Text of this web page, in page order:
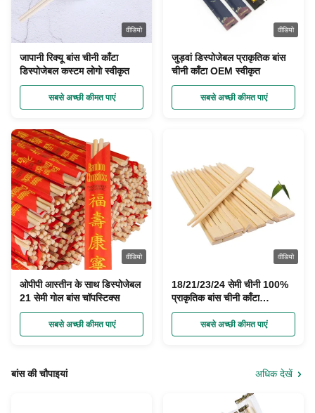
वीडियो
जापानी रिक्यू बांस चीनी काँटा
डिस्पोजेबल कस्टम लोगो स्वीकृत
सबसे अच्छी कीमत पाएं
वीडियो
जुड़वां डिस्पोजेबल प्राकृतिक बांस
चीनी काँटा OEM स्वीकृत
सबसे अच्छी कीमत पाएं
वीडियो
ओपीपी आस्तीन के साथ डिस्पोजेबल
21 सेमी गोल बांस चॉपस्टिक्स
सबसे अच्छी कीमत पाएं
वीडियो
18/21/23/24 सेमी चीनी 100%
प्राकृतिक बांस चीनी काँटा
डिस्पोजेबल
सबसे अच्छी कीमत पाएं
बांस की चौपाइयां अधिक देखें